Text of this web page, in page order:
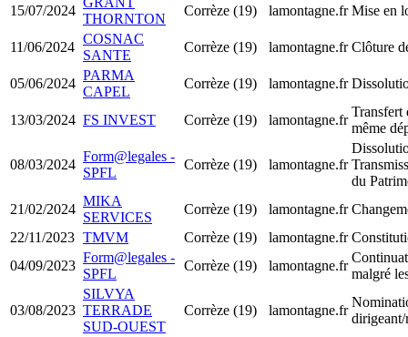
15/07/2024
THORNTON
Corrèze (19) lamontagne.fr Mise en
11/06/2024
COSNAC
SANTE
Corrèze (19) lamontagne.fr Clôture
05/06/2024
PARMA
CAPEL
Corrèze (19) lamontagne.fr
13/03/2024 FS INVEST Corrèze (19) lamontagne.fr
Transfert
même
08/03/2024
Form@legales -
SPFL
Corrèze (19) lamontagne.fr
du
21/02/2024
MIKA
SERVICES
Corrèze (19) lamontagne.fr
22/11/2023 TMVM Corrèze (19) lamontagne.fr
04/09/2023
Form@legales -
SPFL
Corrèze (19) lamontagne.fr
malgré
03/08/2023
SILVYA
TERRADE
SUD-OUEST
Corrèze (19) lamontagne.fr